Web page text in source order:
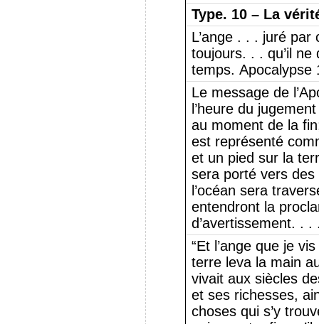
Type. 10 – La
L’ange . . . juré par
toujours. . . qu’il
temps. Apocalypse
Le message de
l’heure du
au moment de la
est représenté
et un pied sur la
sera porté vers
l’océan sera
entendront la
d’avertissement. .
“Et l’ange que je
terre leva la main
vivait aux siècles
et ses richesses,
choses qui s’y